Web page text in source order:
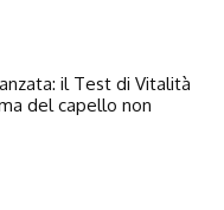
il Test di Vitalità
del capello non